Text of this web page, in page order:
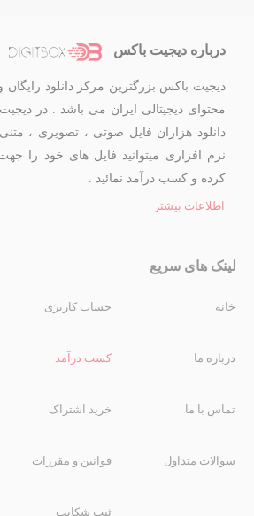
درباره دیجیت باکس
دیجیت باکس بزرگترین مرکز دانلود
محتوای دیجیتالی ایران می باشد . در
دانلود هزاران فایل صوتی ، تصویری ،
نرم افزاری میتوانید فایل های خود را
کرده و کسب درآمد نمائید .
اطلاعات بیشتر
لینک های سریع
خانه
درباره ما
تماس با ما
سوالات متداول
حساب کاربری
کسب درآمد
خرید اشتراک
قوانین و مقررات
ثبت شکایت